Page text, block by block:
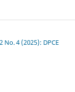
No. 4 (2025): DPCE